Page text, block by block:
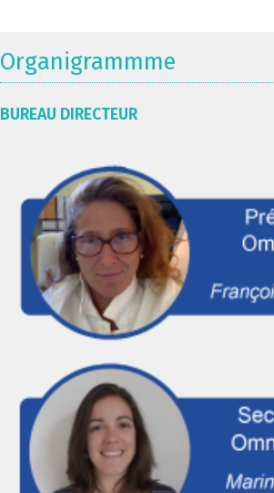
Organigrammme
BUREAU DIRECTEUR